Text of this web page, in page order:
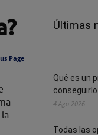
Page
Últimas
Qué es un
conseguirlo
4 Ago 2026
Todas las